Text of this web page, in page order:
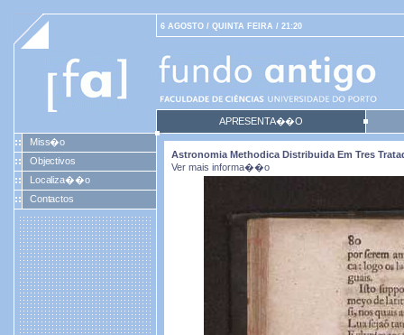
6 AGOSTO / QUINTA FEIRA / 21:20
APRESENTA��O
Miss�o
Objectivos
Localiza��o
Contactos
Astronomia Methodica Distribuida Em Tres
Ver mais informa��o